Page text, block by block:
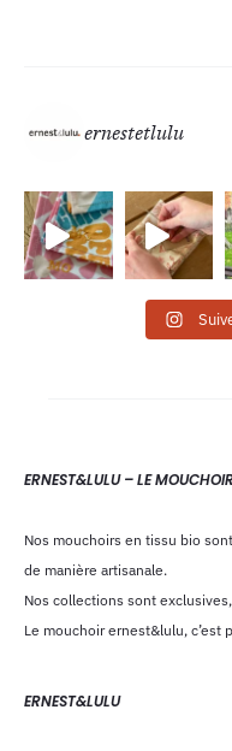
ernestetlulu
ERNEST&LULU – LE
Nos mouchoirs en tissu bio
de manière artisanale.
Nos collections sont
Le mouchoir ernest&lulu, c’est
ERNEST&LULU